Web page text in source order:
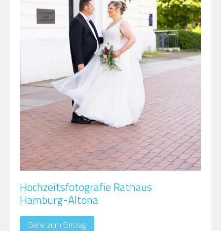
Hochzeitsfotografie Rathaus
Hamburg-Altona
Gehe zum Eintrag